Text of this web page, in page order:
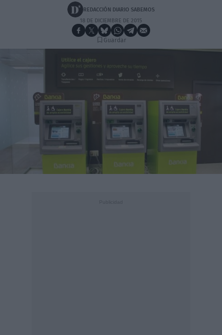
REDACCIÓN DIARIO SABEMOS
18 DE DICIEMBRE DE 2015
Guardar